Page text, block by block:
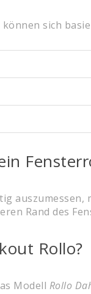
sich
auszumessen,
Rand des
Rollo?
Modell Rollo